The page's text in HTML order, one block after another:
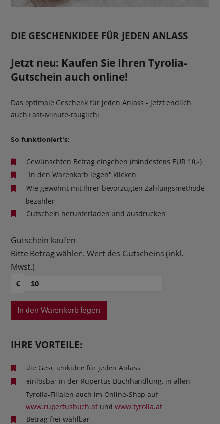
DIE GESCHENKIDEE FÜR JEDEN ANLASS
Jetzt neu: Kaufen Sie Ihren Tyrolia-
Gutschein auch online!
Das optimale Geschenk für jeden Anlass - jetzt endlich
auch Last-Minute-tauglich!
So funktioniert's:
Gewünschten Betrag eingeben (mindestens EUR 10,-)
"In den Warenkorb legen" klicken
Wie gewohnt mit Ihrer bevorzugten Zahlungsmethode
bezahlen
Gutschein herunterladen und ausdrucken
Gutschein kaufen
Bitte Betrag wählen. Wert des Gutscheins (inkl.
Mwst.)
€
In den Warenkorb legen
IHRE VORTEILE:
die Geschenkidee für jeden Anlass
einlösbar in der Rupertus Buchhandlung, in allen
Tyrolia-Filialen auch im Online-Shop auf
www.rupertusbuch.at undwww.tyrolia.at
Betrag frei wählbar